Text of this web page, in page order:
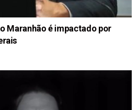
Maranhão é impactado por